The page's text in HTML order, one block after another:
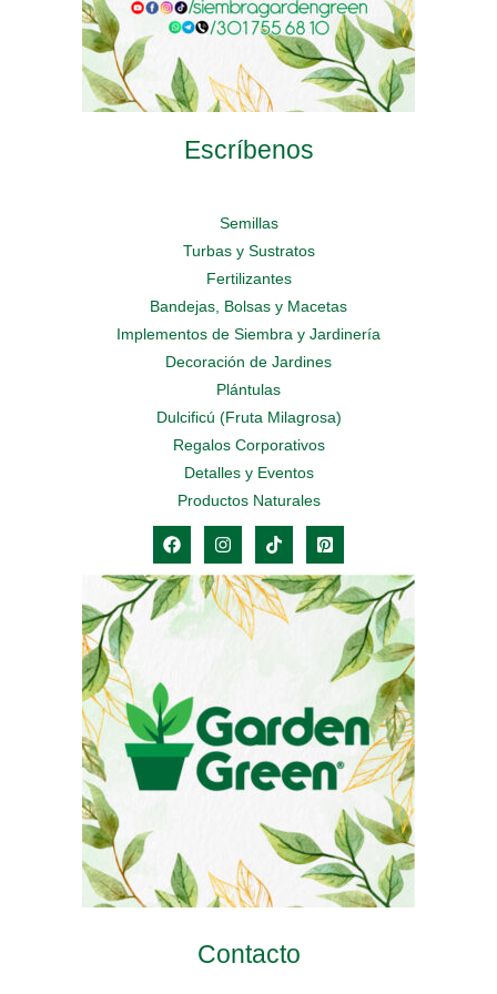
Escríbenos
Semillas
Turbas y Sustratos
Fertilizantes
Bandejas, Bolsas y Macetas
Implementos de Siembra y Jardinería
Decoración de Jardines
Plántulas
Dulcificú (Fruta Milagrosa)
Regalos Corporativos
Detalles y Eventos
Productos Naturales
Contacto